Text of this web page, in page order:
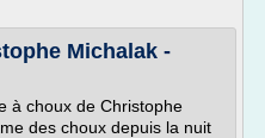
Michalak -
à choux de Christophe
des choux depuis la nuit